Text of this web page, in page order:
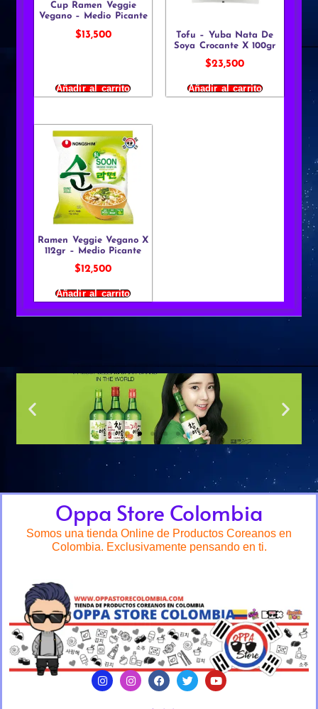
Cup Ramen Veggie
Vegano – Medio Picante
$13,500
Añadir al carrito
Tofu – Yuba Nata De
Soya Crocante X 100gr
$23,500
Añadir al carrito
Ramen Veggie Vegano X
112gr – Medio Picante
$12,500
Añadir al carrito
Oppa Store Colombia
Somos una tienda Online de Productos Coreanos en
Colombia. Exclusivamente pensando en ti.